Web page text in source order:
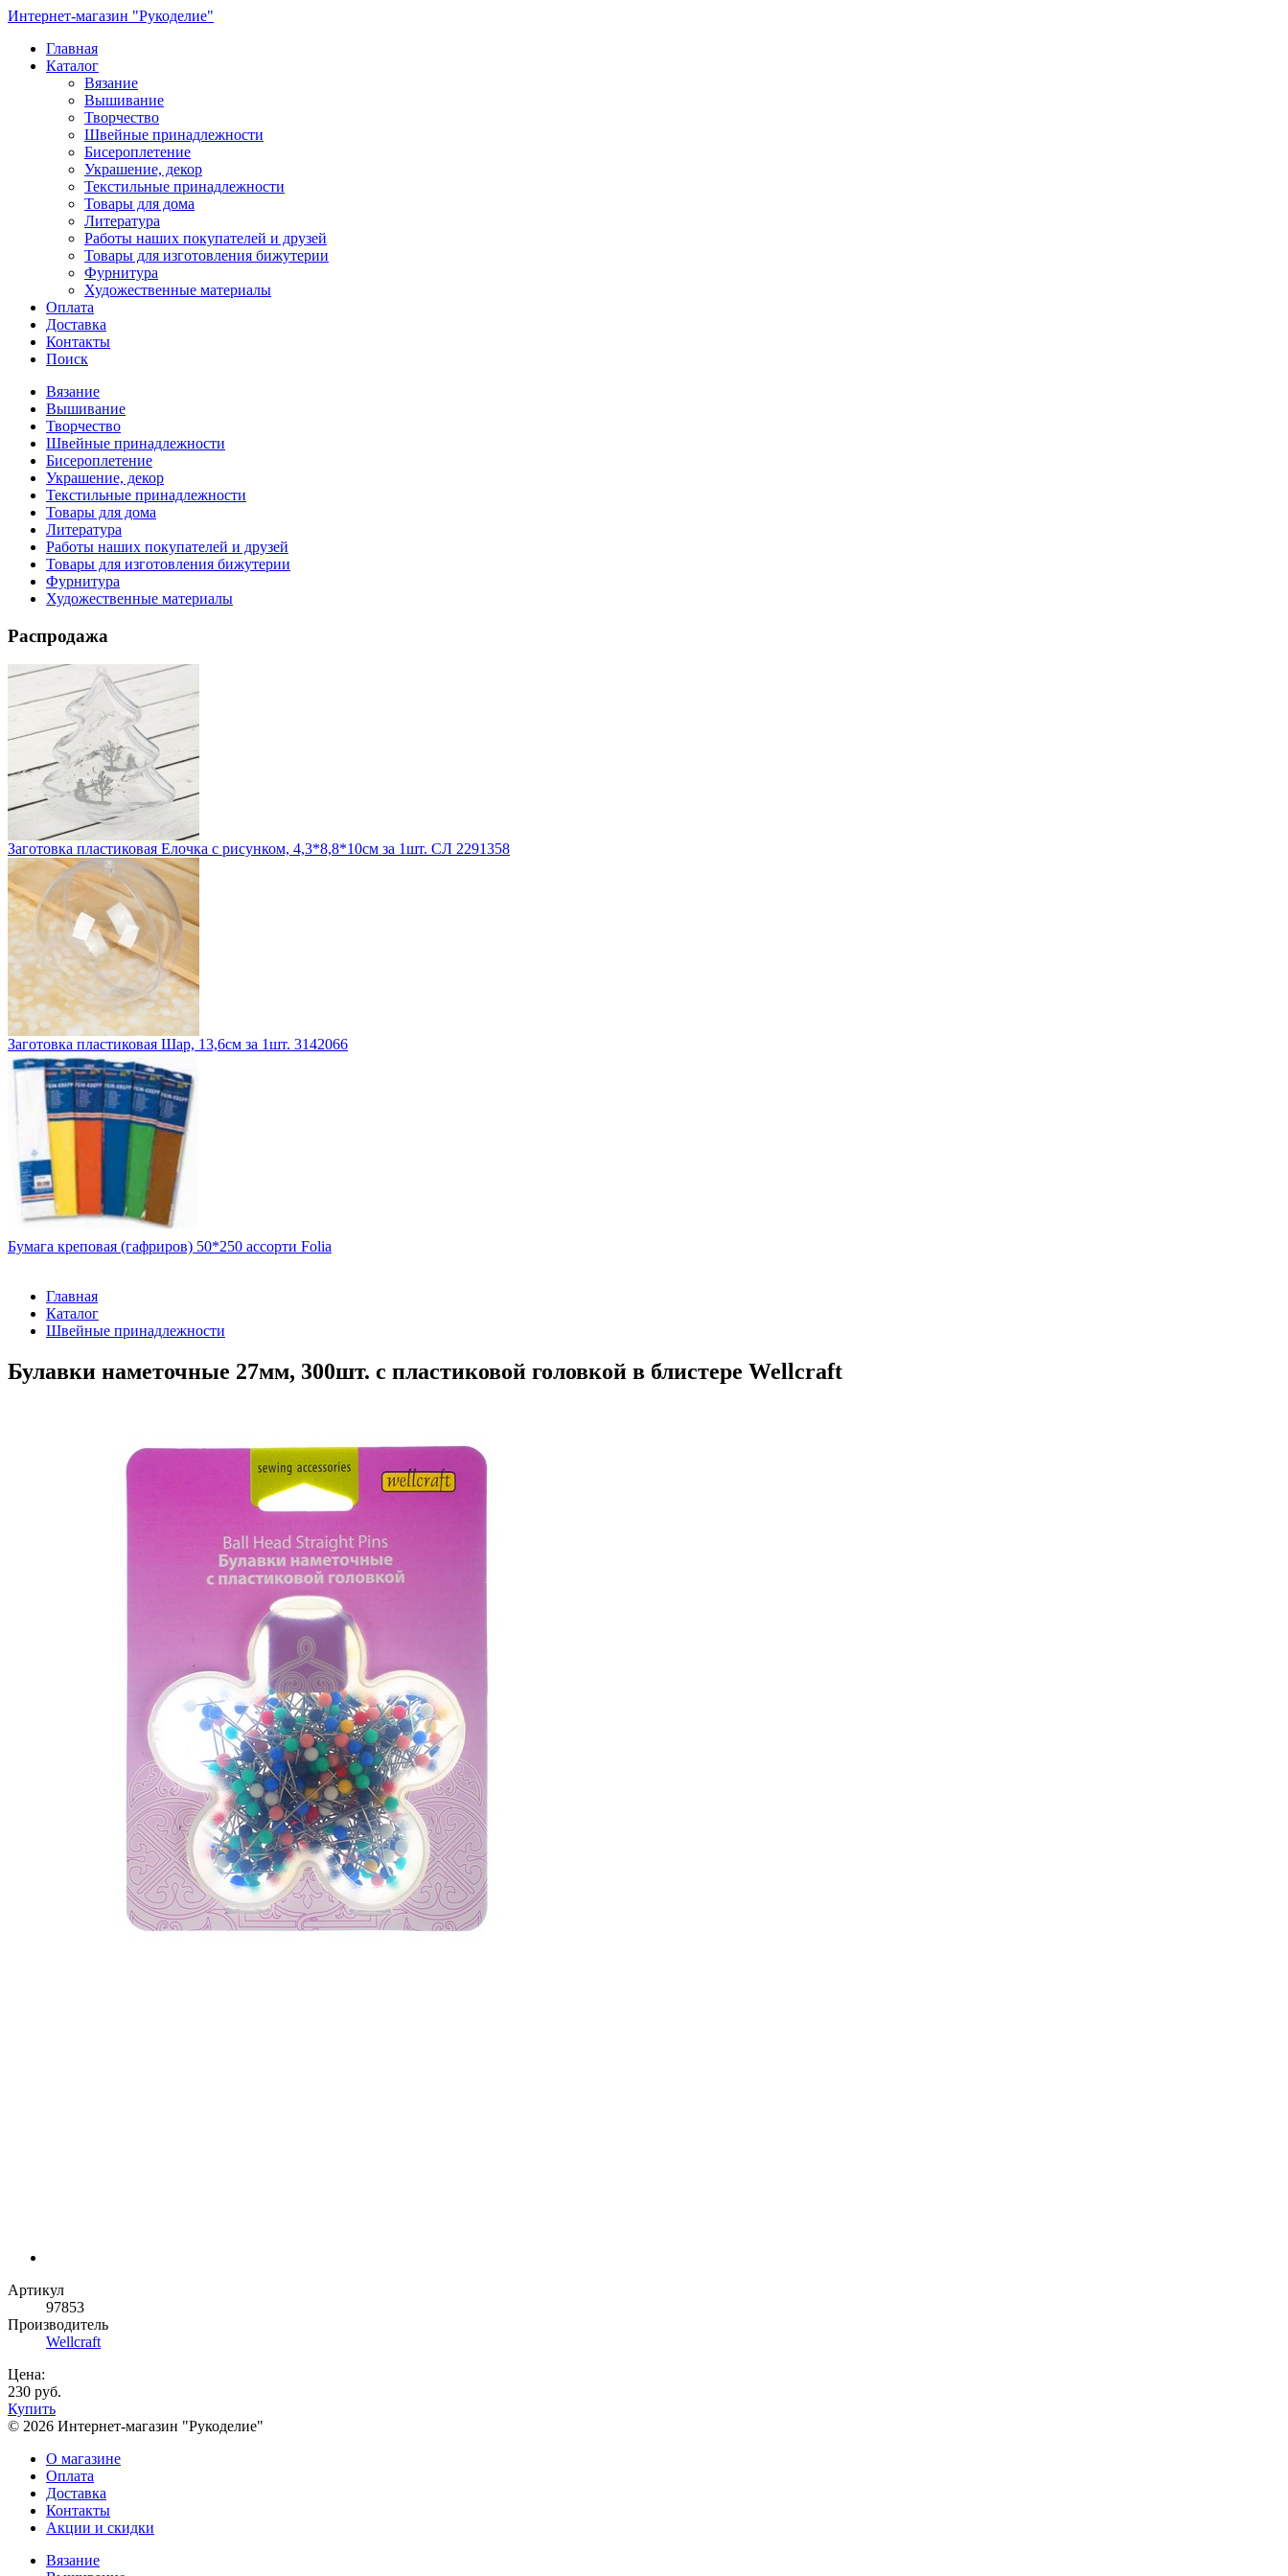
Интернет-магазин "Рукоделие"
Главная
Каталог
Вязание
Вышивание
Творчество
Швейные принадлежности
Бисероплетение
Украшение, декор
Текстильные принадлежности
Товары для дома
Литература
Работы наших покупателей и друзей
Товары для изготовления бижутерии
Фурнитура
Художественные материалы
Оплата
Доставка
Контакты
Поиск
Вязание
Вышивание
Творчество
Швейные принадлежности
Бисероплетение
Украшение, декор
Текстильные принадлежности
Товары для дома
Литература
Работы наших покупателей и друзей
Товары для изготовления бижутерии
Фурнитура
Художественные материалы
Распродажа
Заготовка пластиковая Елочка с рисунком, 4,3*8,8*10см за 1шт. СЛ 2291358
Заготовка пластиковая Шар, 13,6см за 1шт. 3142066
Бумага креповая (гафриров) 50*250 ассорти Folia
Главная
Каталог
Швейные принадлежности
Булавки наметочные 27мм, 300шт. с пластиковой головкой в блистере Wellcraft
Артикул
97853
Производитель
Wellcraft
Цена:
230 руб.
Купить
© 2026 Интернет-магазин "Рукоделие"
О магазине
Оплата
Доставка
Контакты
Акции и скидки
Вязание